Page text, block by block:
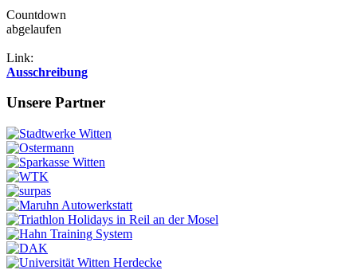
Countdown
abgelaufen
Link:
Ausschreibung
Unsere Partner